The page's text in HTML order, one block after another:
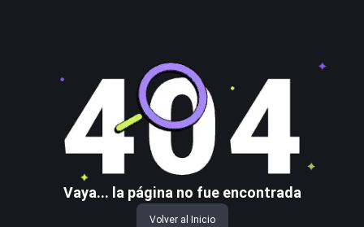
Vaya... la página no fue encontrada
Volver al Inicio